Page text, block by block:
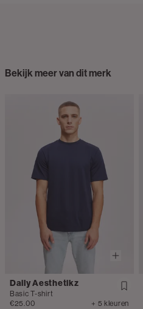
Bekijk meer van dit merk
Daily Aesthetikz
Basic T-shirt
€25.00
+ 5 kleuren